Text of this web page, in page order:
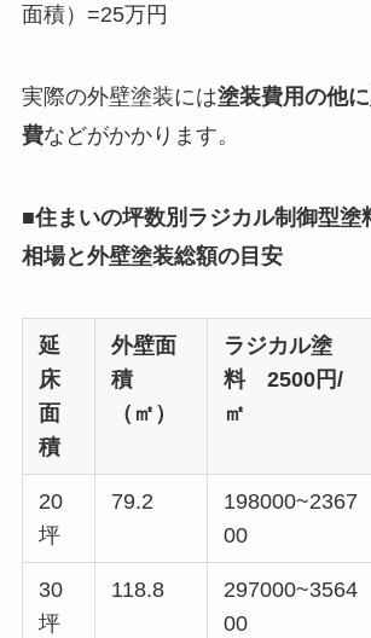
面積）=25万円
実際の外壁塗装には塗装費用の他
費などがかかります。
■住まいの坪数別ラジカル制御型塗
相場と外壁塗装総額の目安
延
床
面
積
外壁面
積
（㎡）
ラジカル塗
料 2500円/
㎡
20
坪
79.2
198000~2367
00
30
坪
118.8
297000~3564
00